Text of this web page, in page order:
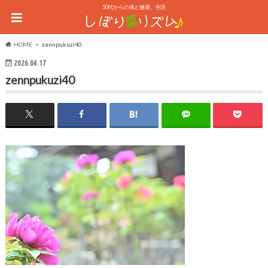
50代からの体と健康、生活
HOME zennpukuzi40
2026.04.17
zennpukuzi40